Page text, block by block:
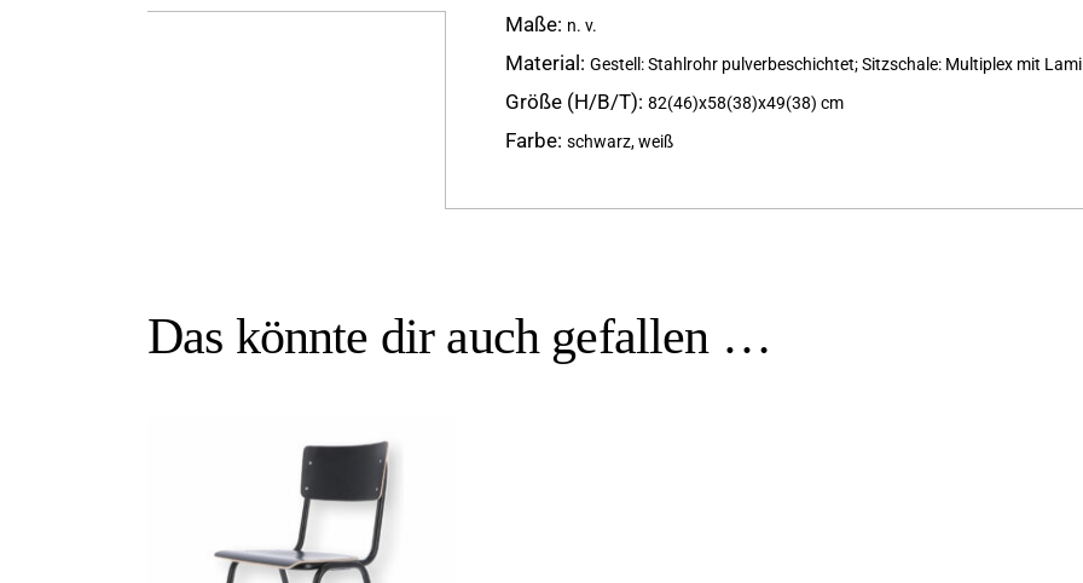
Maße n. v.
Material Gestell: Stahlrohr pulverbeschichtet; Sitzschale: Multiplex mit
Größe (H/B/T) 82(46)x58(38)x49(38) cm
Farbe schwarz, weiß
Das könnte dir auch gefallen …